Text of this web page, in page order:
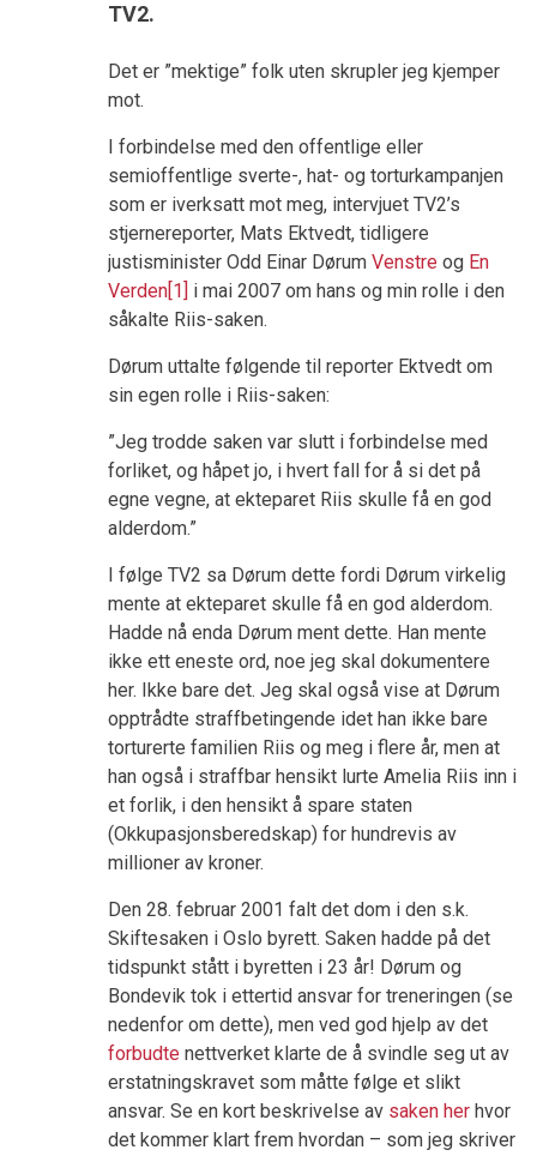
TV2.
Det er ”mektige” folk uten skrupler jeg kjemper
mot.
I forbindelse med den offentlige eller
semioffentlige sverte-, hat- og torturkampanjen
som er iverksatt mot meg, intervjuet TV2’s
stjernereporter, Mats Ektvedt, tidligere
justisminister Odd Einar Dørum Venstre og En
Verden[1] i mai 2007 om hans og min rolle i den
såkalte Riis-saken.
Dørum uttalte følgende til reporter Ektvedt om
sin egen rolle i Riis-saken:
”Jeg trodde saken var slutt i forbindelse med
forliket, og håpet jo, i hvert fall for å si det på
egne vegne, at ekteparet Riis skulle få en god
alderdom.”
I følge TV2 sa Dørum dette fordi Dørum virkelig
mente at ekteparet skulle få en god alderdom.
Hadde nå enda Dørum ment dette. Han mente
ikke ett eneste ord, noe jeg skal dokumentere
her. Ikke bare det. Jeg skal også vise at Dørum
opptrådte straffbetingende idet han ikke bare
torturerte familien Riis og meg i flere år, men at
han også i straffbar hensikt lurte Amelia Riis inn i
et forlik, i den hensikt å spare staten
(Okkupasjonsberedskap) for hundrevis av
millioner av kroner.
Den 28. februar 2001 falt det dom i den s.k.
Skiftesaken i Oslo byrett. Saken hadde på det
tidspunkt stått i byretten i 23 år! Dørum og
Bondevik tok i ettertid ansvar for treneringen (se
nedenfor om dette), men ved god hjelp av det
forbudte nettverket klarte de å svindle seg ut av
erstatningskravet som måtte følge et slikt
ansvar. Se en kort beskrivelse av saken her hvor
det kommer klart frem hvordan – som jeg skriver